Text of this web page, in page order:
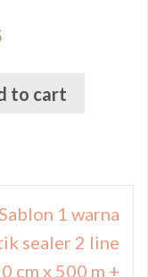
to cart
1 warna
sealer 2 line
cm x 500 m +